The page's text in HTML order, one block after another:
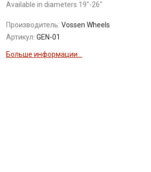
Available in diameters 19"-26"
Производитель: Vossen Wheels
Артикул: GEN-01
Больше информации...